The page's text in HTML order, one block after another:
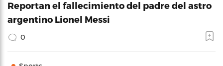
Reportan el fallecimiento del padre del astro
argentino Lionel Messi
0